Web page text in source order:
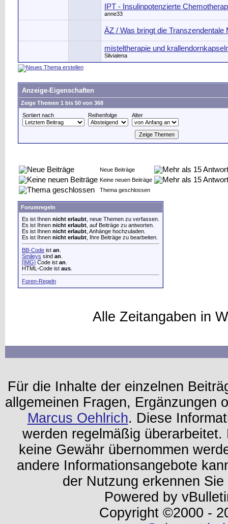
IPT - Insulinpotenzierte
anne33
ÄZ / Was bringt die Transzendentale
misteltherapie und
Silvialena
Anzeige-Eigenschaften
Zeige Themen 1 bis 50 von 368
Sortiert nach
Reihenfolge Alter
Neue Beiträge
Keine neuen Beiträge
Thema geschlossen
Forumregeln
Es ist Ihnen nicht erlaubt , neue Themen zu verfassen.
Es ist Ihnen nicht erlaubt , auf Beiträge zu antworten.
Es ist Ihnen nicht erlaubt , Anhänge hochzuladen.
Es ist Ihnen nicht erlaubt , Ihre Beiträge zu bearbeiten.
BB-Code ist an
Smileys sind an
[IMG] Code ist an
HTML-Code ist aus
Foren-Regeln
Alle Zeitangaben in
Für die Inhalte der einzelnen
allgemeinen Fragen, Ergänzungen
Marcus Oehlrich. Diese
werden regelmäßig
keine Gewähr übernommen
andere Informationsangebote
der Nutzung erkennen
Powered by
Copyright ©2000 -